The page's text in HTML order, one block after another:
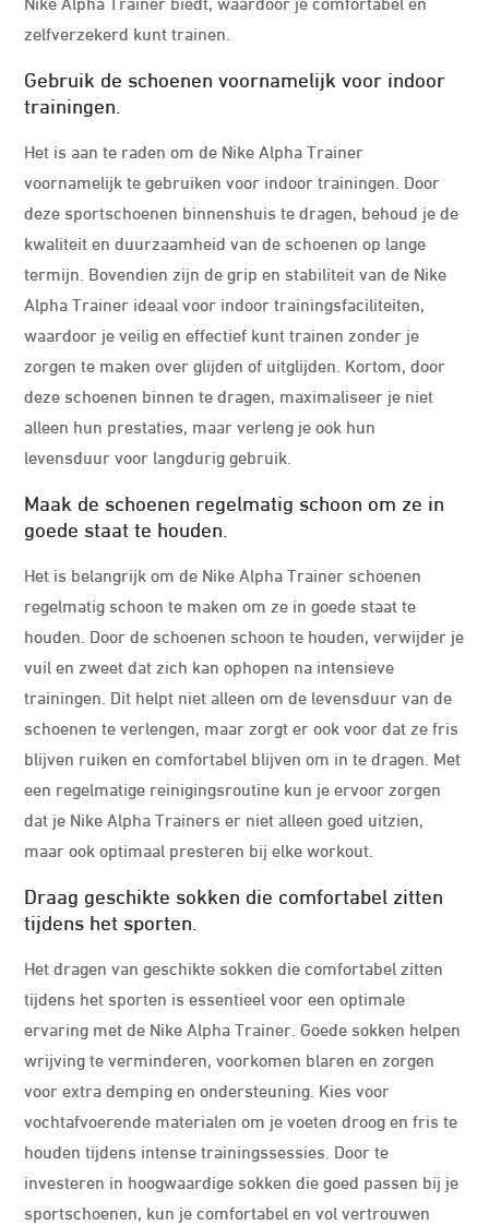
zelfverzekerd kunt trainen.
Gebruik de schoenen voornamelijk voor indoor
trainingen.
Het is aan te raden om de Nike Alpha Trainer
voornamelijk te gebruiken voor indoor trainingen. Door
deze sportschoenen binnenshuis te dragen, behoud je de
kwaliteit en duurzaamheid van de schoenen op lange
termijn. Bovendien zijn de grip en stabiliteit van de Nike
Alpha Trainer ideaal voor indoor trainingsfaciliteiten,
waardoor je veilig en effectief kunt trainen zonder je
zorgen te maken over glijden of uitglijden. Kortom, door
deze schoenen binnen te dragen, maximaliseer je niet
alleen hun prestaties, maar verleng je ook hun
levensduur voor langdurig gebruik.
Maak de schoenen regelmatig schoon om ze in
goede staat te houden.
Het is belangrijk om de Nike Alpha Trainer schoenen
regelmatig schoon te maken om ze in goede staat te
houden. Door de schoenen schoon te houden, verwijder je
vuil en zweet dat zich kan ophopen na intensieve
trainingen. Dit helpt niet alleen om de levensduur van de
schoenen te verlengen, maar zorgt er ook voor dat ze fris
blijven ruiken en comfortabel blijven om in te dragen. Met
een regelmatige reinigingsroutine kun je ervoor zorgen
dat je Nike Alpha Trainers er niet alleen goed uitzien,
maar ook optimaal presteren bij elke workout.
Draag geschikte sokken die comfortabel zitten
tijdens het sporten.
Het dragen van geschikte sokken die comfortabel zitten
tijdens het sporten is essentieel voor een optimale
ervaring met de Nike Alpha Trainer. Goede sokken helpen
wrijving te verminderen, voorkomen blaren en zorgen
voor extra demping en ondersteuning. Kies voor
vochtafvoerende materialen om je voeten droog en fris te
houden tijdens intense trainingssessies. Door te
investeren in hoogwaardige sokken die goed passen bij je
sportschoenen, kun je comfortabel en vol vertrouwen